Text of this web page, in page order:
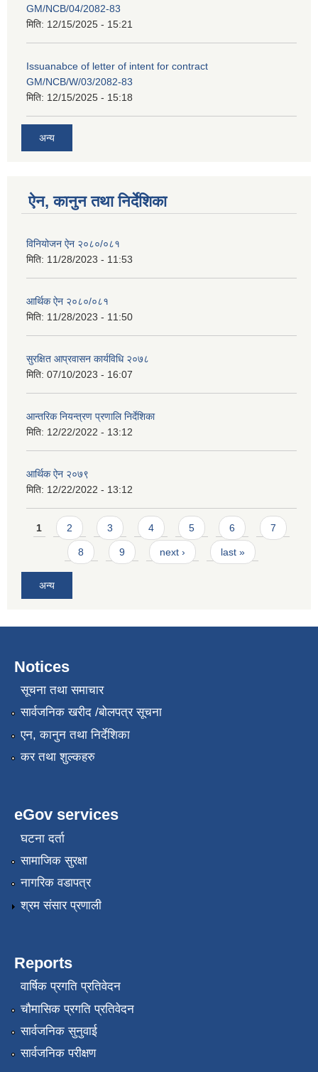
GM/NCB/04/2082-83
मिति: 12/15/2025 - 15:21
Issuanabce of letter of intent for contract
GM/NCB/W/03/2082-83
मिति: 12/15/2025 - 15:18
अन्य
ऐन, कानुन तथा निर्देशिका
विनियोजन ऐन २०८०/०८१
मिति: 11/28/2023 - 11:53
आर्थिक ऐन २०८०/०८१
मिति: 11/28/2023 - 11:50
सुरक्षित आप्रवासन कार्यविधि २०७८
मिति: 07/10/2023 - 16:07
आन्तरिक नियन्त्रण प्रणालि निर्देशिका
मिति: 12/22/2022 - 13:12
आर्थिक ऐन २०७९
मिति: 12/22/2022 - 13:12
Pages
1 2 3 4 5 6 7
8 9 next › last »
अन्य
Notices
सूचना तथा समाचार
सार्वजनिक खरीद /बोलपत्र सूचना
एन, कानुन तथा निर्देशिका
कर तथा शुल्कहरु
eGov services
घटना दर्ता
सामाजिक सुरक्षा
नागरिक वडापत्र
श्रम संसार प्रणाली
Reports
वार्षिक प्रगति प्रतिवेदन
चौमासिक प्रगति प्रतिवेदन
सार्वजनिक सुनुवाई
सार्वजनिक परीक्षण